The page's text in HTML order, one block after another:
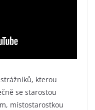
kterou
se starostou
místostarostkou